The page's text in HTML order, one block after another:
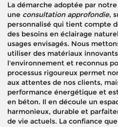
La démarche adoptée par
une consultation approfondie,
personnalisé qui tient compte
des besoins en éclairage
usages envisagés. Nous
utiliser des matériaux
l'environnement et reconnus
processus rigoureux permet
aux attentes de nos clients,
performance énergétique et
en béton. Il en découle un
harmonieux, durable et
de vie actuels. La confiance